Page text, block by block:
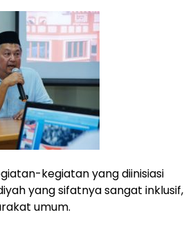
kegiatan yang diinisiasi
yang sifatnya sangat inklusif,
umum.